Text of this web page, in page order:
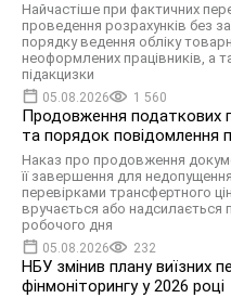
Найчастіше при фактичних
проведення розрахунків без
порядку ведення обліку
неоформлених працівників, а
підакцизки
05.08.2026 1 560
Продовження податкових
та порядок повідомлення
Наказ про продовження
її завершення для
перевірками трансфертного
вручається або надсилається
робочого дня
05.08.2026 232
НБУ змінив плану виїзних
фінмоніторингу у 2026 році